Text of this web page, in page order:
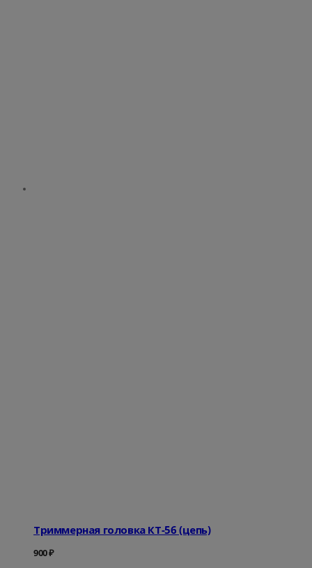
Триммерная головка КТ-56 (цепь)
900₽